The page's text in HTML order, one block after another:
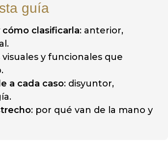
guía
clasificarla: anterior,
visuales y funcionales que
a cada caso: disyuntor,
: por qué van de la mano y